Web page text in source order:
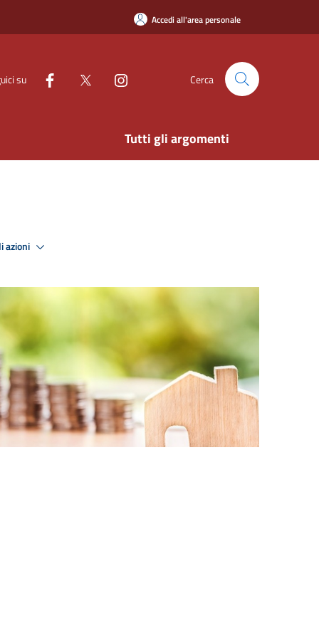
Accedi all'area personale
su Cerca
Tutti gli argomenti
azioni